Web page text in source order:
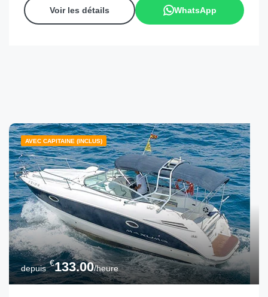
Voir les détails WhatsApp
AVEC CAPITAINE (INCLUS)
depuis
€133.00/heure